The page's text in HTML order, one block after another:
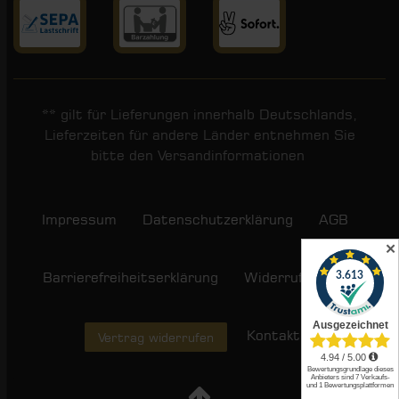
** gilt für Lieferungen innerhalb Deutschlands,
Lieferzeiten für andere Länder entnehmen Sie
bitte den Versandinformationen
Impressum Daten­schutz­erklärung AGB
Barrierefreiheitserklärung Widerrufs­recht
Vertrag widerrufen Kontakt
✕